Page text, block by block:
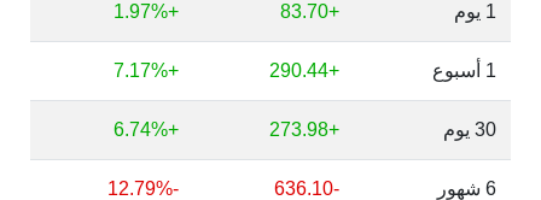
1 يوم +83.70
+1.97%
1 أسبوع +290.44
+7.17%
30 يوم +273.98
+6.74%
6 شهور -636.10
-12.79%